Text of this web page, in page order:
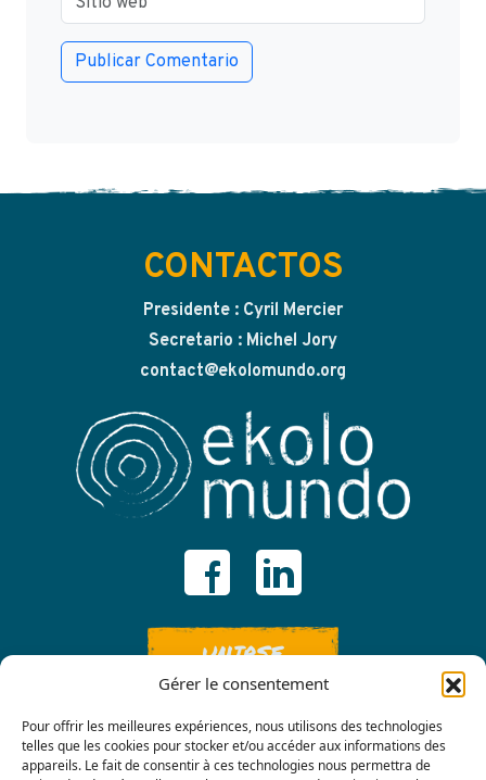
Gérer le consentement
Pour offrir les meilleures expériences, nous utilisons des technologies
telles que les cookies pour stocker et/ou accéder aux informations des
appareils. Le fait de consentir à ces technologies nous permettra de
CONTACTOS
Presidente : Cyril Mercier
Secretario : Michel Jory
contact@ekolomundo.org
UNIRSE